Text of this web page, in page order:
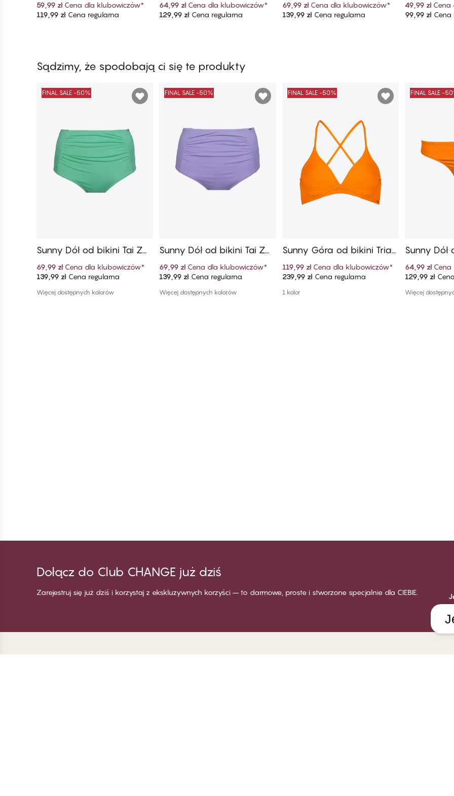
Dodaj do koszyka
59,99 zł Cena dla klubowiczów*
119,99 zł Cena regularna Dodaj do koszyka
64,99 zł Cena dla klubowiczów*
129,99 zł Cena regularna Dodaj do koszyka
69,99 zł Cena dla klubowiczów*
139,99 złCena regularna
49,99 zł Cena
99,99 zł Cena
Sądzimy, że spodobają ci się te produkty
Dodaj do koszyka
FINAL SALE -50%
Sunny Dół od bikini Tai Z
Wysokim Stanem
69,99 zł Cena dla klubowiczów*
139,99 zł Cena regularna
Więcej dostępnych kolorów
Dodaj do koszyka
FINAL SALE -50%
Sunny Dół od bikini Tai Z
Wysokim Stanem
69,99 zł Cena dla klubowiczów*
139,99 zł Cena regularna
Więcej dostępnych kolorów
Dodaj do koszyka
FINAL SALE -50%
Sunny Góra od bikini Trian
119,99 zł Cena dla klubowiczów*
239,99 złCena regularna
1 kolor
FINAL SALE -
Sunny Dół
64,99 zł
129,99 zł
Więcej
Dołącz do Club CHANGE już dziś
Zarejestruj się już dziś i korzystaj z ekskluzywnych korzyści – to darmowe, proste i stworzone specjalnie dla CIEBIE.